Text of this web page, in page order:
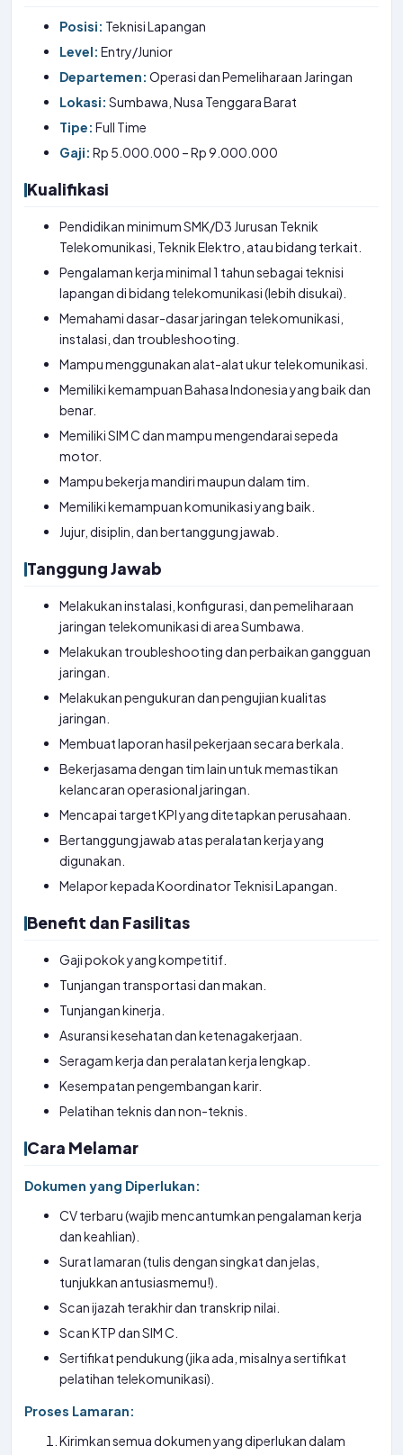
Posisi: Teknisi Lapangan
Level: Entry/Junior
Departemen: Operasi dan Pemeliharaan Jaringan
Lokasi: Sumbawa, Nusa Tenggara Barat
Tipe: Full Time
Gaji: Rp 5.000.000 – Rp 9.000.000
Kualifikasi
Pendidikan minimum SMK/D3 Jurusan Teknik
Telekomunikasi, Teknik Elektro, atau bidang terkait.
Pengalaman kerja minimal 1 tahun sebagai teknisi
lapangan di bidang telekomunikasi (lebih disukai).
Memahami dasar-dasar jaringan telekomunikasi,
instalasi, dan troubleshooting.
Mampu menggunakan alat-alat ukur telekomunikasi.
Memiliki kemampuan Bahasa Indonesia yang baik dan
benar.
Memiliki SIM C dan mampu mengendarai sepeda
motor.
Mampu bekerja mandiri maupun dalam tim.
Memiliki kemampuan komunikasi yang baik.
Jujur, disiplin, dan bertanggung jawab.
Tanggung Jawab
Melakukan instalasi, konfigurasi, dan pemeliharaan
jaringan telekomunikasi di area Sumbawa.
Melakukan troubleshooting dan perbaikan gangguan
jaringan.
Melakukan pengukuran dan pengujian kualitas
jaringan.
Membuat laporan hasil pekerjaan secara berkala.
Bekerjasama dengan tim lain untuk memastikan
kelancaran operasional jaringan.
Mencapai target KPI yang ditetapkan perusahaan.
Bertanggung jawab atas peralatan kerja yang
digunakan.
Melapor kepada Koordinator Teknisi Lapangan.
Benefit dan Fasilitas
Gaji pokok yang kompetitif.
Tunjangan transportasi dan makan.
Tunjangan kinerja.
Asuransi kesehatan dan ketenagakerjaan.
Seragam kerja dan peralatan kerja lengkap.
Kesempatan pengembangan karir.
Pelatihan teknis dan non-teknis.
Cara Melamar
Dokumen yang Diperlukan:
CV terbaru (wajib mencantumkan pengalaman kerja
dan keahlian).
Surat lamaran (tulis dengan singkat dan jelas,
tunjukkan antusiasmemu!).
Scan ijazah terakhir dan transkrip nilai.
Scan KTP dan SIM C.
Sertifikat pendukung (jika ada, misalnya sertifikat
pelatihan telekomunikasi).
Proses Lamaran:
Kirimkan semua dokumen yang diperlukan dalam